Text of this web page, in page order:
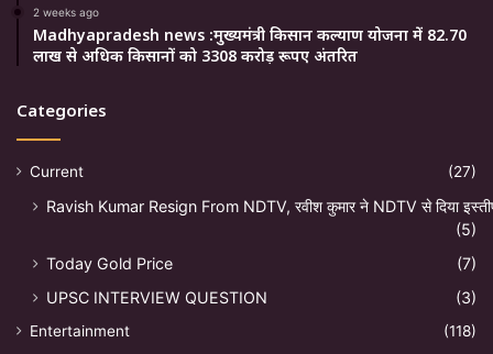
2 weeks ago
Madhyapradesh news :मुख्यमंत्री किसान कल्याण योजना में 82.70
लाख से अधिक किसानों को 3308 करोड़ रूपए अंतरित
Categories
Current (27)
Ravish Kumar Resign From NDTV, रवीश कुमार ने NDTV से दिया
(5)
Today Gold Price
(7)
UPSC INTERVIEW QUESTION
(3)
Entertainment (118)